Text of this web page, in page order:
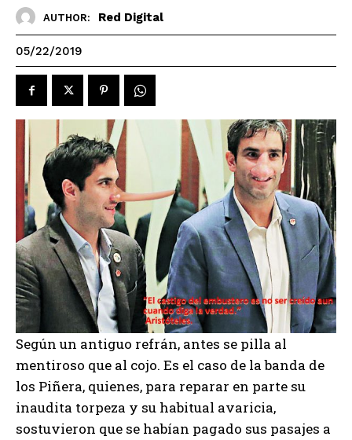
AUTHOR: Red Digital
05/22/2019
Según un antiguo refrán, antes se pilla al
mentiroso que al cojo. Es el caso de la banda de
los Piñera, quienes, para reparar en parte su
inaudita torpeza y su habitual avaricia,
sostuvieron que se habían pagado sus pasajes a